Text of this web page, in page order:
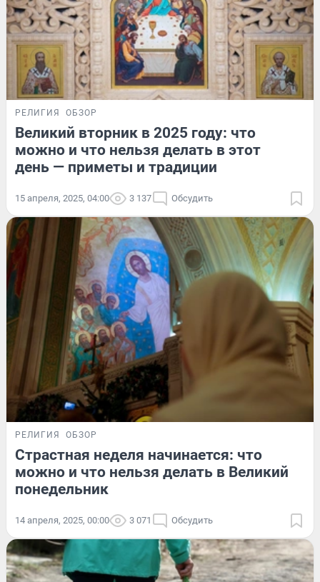
РЕЛИГИЯ ОБЗОР
Великий вторник в 2025 году: что
можно и что нельзя делать в этот
день — приметы и традиции
15 апреля, 2025, 04:00 3 137 Обсудить
РЕЛИГИЯ ОБЗОР
Страстная неделя начинается: что
можно и что нельзя делать в Великий
понедельник
14 апреля, 2025, 00:00 3 071 Обсудить